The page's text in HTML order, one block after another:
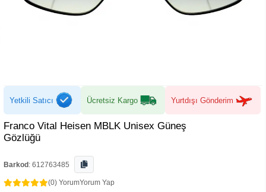
Yetkili Satıcı Ücretsiz Kargo Yurtdışı Gönderim
Franco Vital Heisen MBLK Unisex Güneş
Gözlüğü
Barkod : 612763485
(0) YorumYorum Yap